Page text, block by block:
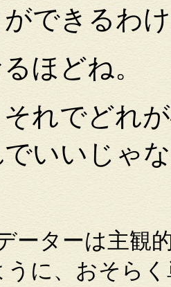
できるわ
ほどね。
れでどれ
いいじゃ
ーターは主観
うに、おそら